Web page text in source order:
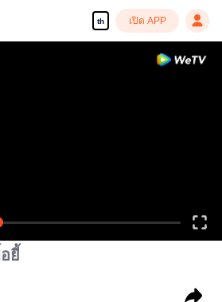
th เปิด APP
ยี้